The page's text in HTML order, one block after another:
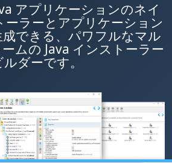
アプリケーションのネイ
ーラーとアプリケーション
できる、パワフルなマル
ムの Java インストーラー
ルダーです。